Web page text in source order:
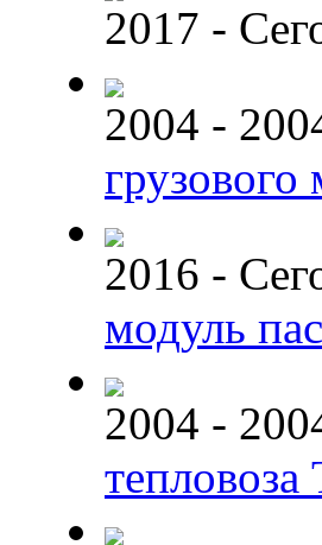
2017 -
2004 -
грузового
2016 -
модуль
2004 -